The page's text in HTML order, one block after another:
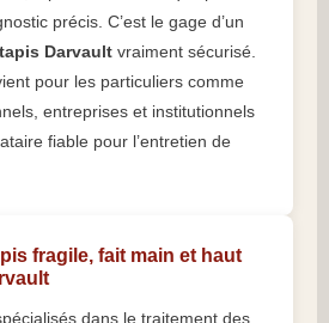
précis. C’est le gage d’un
Darvault vraiment sécurisé.
pour les particuliers comme
entreprises et institutionnels
fiable pour l’entretien de
fragile, fait main et haut
dans le traitement des